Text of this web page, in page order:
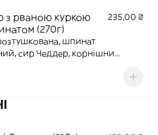
з рваною куркою
(270г)
235,00 ₴
шпинат
сир Чеддер, корнішни